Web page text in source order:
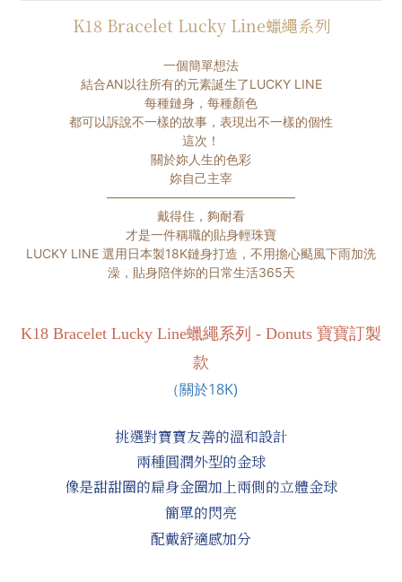
K18 Bracelet Lucky Line蠟繩系列
一個簡單想法
結合AN以往所有的元素誕生了LUCKY LINE
每種鏈身，每種顏色
都可以訴說不一樣的故事，表現出不一樣的個性
這次！
關於妳人生的色彩
妳自己主宰
———————————————
戴得住，夠耐看
才是一件稱職的貼身輕珠寶
LUCKY LINE 選用日本製18K鏈身打造，不用擔心颳風下雨加洗
澡，貼身陪伴妳的日常生活365天
K18 Bracelet Lucky Line蠟繩系列 - Donuts 寶寶訂製
款
（關於18K)
挑選對寶寶友善的溫和設計
兩種圓潤外型的金球
像是甜甜圈的扁身金圈加上兩側的立體金球
簡單的閃亮
配戴舒適感加分